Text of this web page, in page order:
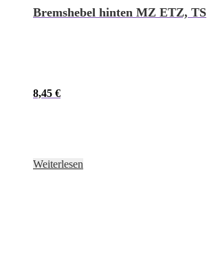
Bremshebel hinten MZ ETZ, TS
8,45 €
Weiterlesen